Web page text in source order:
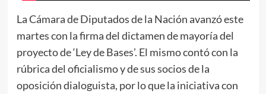
La Cámara de Diputados de la Nación avanzó este
martes con la firma del dictamen de mayoría del
proyecto de ‘Ley de Bases’. El mismo contó con la
rúbrica del oficialismo y de sus socios de la
oposición dialoguista, por lo que la iniciativa con